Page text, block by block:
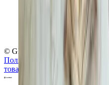
© Globus, 2008–2026
Политика конфиденциальности
товарных знаков